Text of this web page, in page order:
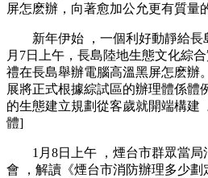
屏怎麽辦，向著愈加公允更有質量
新年伊始 ，一個利好動靜給長
月7日上午，長島陸地生態文化綜
禮在長島舉辦電腦高溫黑屏怎麽辦
展將正式根據綜試區的辦理體係體例
的生態建立規劃從客歲就開端構建  
體]
1月8日上午 ，煙台市群眾當
會 ，解讀《煙台市消防辦理多少劃